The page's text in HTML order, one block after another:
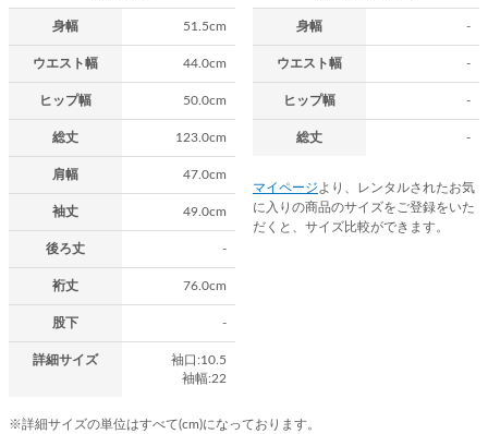
身幅 51.5cm
ウエスト幅 44.0cm
ヒップ幅 50.0cm
総丈 123.0cm
肩幅 47.0cm
袖丈 49.0cm
後ろ丈 -
裄丈 76.0cm
股下 -
詳細サイズ
袖口:10.5
袖幅:22
身幅 -
ウエスト幅 -
ヒップ幅 -
総丈 -
マイページ より、レンタルされたお気
に入りの商品のサイズをご登録をいた
だくと、サイズ比較ができます。
※詳細サイズの単位はすべて(cm)になっております。